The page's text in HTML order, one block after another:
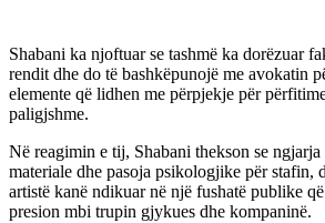
Shabani ka njoftuar se tashmë ka dorëzuar
rendit dhe do të bashkëpunojë me avokatin
elemente që lidhen me përpjekje për
paligjshme.
Në reagimin e tij, Shabani thekson se
materiale dhe pasoja psikologjike për stafin,
artistë kanë ndikuar në një fushatë publike
presion mbi trupin gjykues dhe kompaninë.